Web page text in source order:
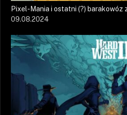
Pixel-Mania i ostatni (?) barakowóz
09.08.2024